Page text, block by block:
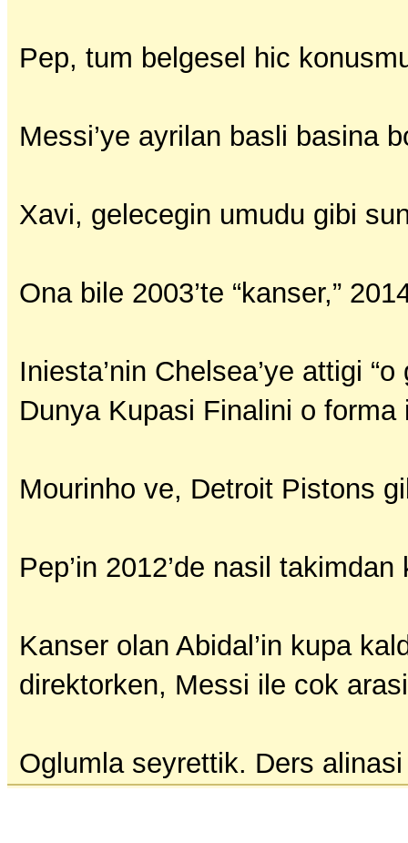
Pep, tum belgesel hic
Messi’ye ayrilan basli basina
Xavi, gelecegin umudu gibi
Ona bile 2003’te “kanser,”
Iniesta’nin Chelsea’ye attigi
Dunya Kupasi Finalini o
Mourinho ve, Detroit Pistons
Pep’in 2012’de nasil takimdan
Kanser olan Abidal’in kupa
direktorken, Messi ile cok
Oglumla seyrettik. Ders